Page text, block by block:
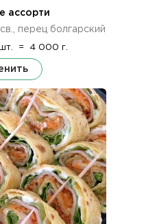
ассорти
перец болгарский
= 4 000 г.